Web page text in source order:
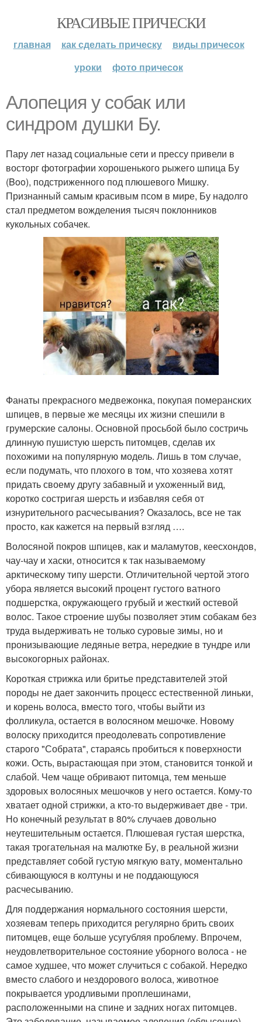
КРАСИВЫЕ ПРИЧЕСКИ
главная как сделать прическу
виды причесок
уроки
фото причесок
Алопеция у собак или
синдром душки Бу.
Пару лет назад социальные сети и прессу привели в
восторг фотографии хорошенького рыжего шпица Бу
(Boo), подстриженного под плюшевого Мишку.
Признанный самым красивым псом в мире, Бу надолго
стал предметом вожделения тысяч поклонников
кукольных собачек.
Фанаты прекрасного медвежонка, покупая померанских
шпицев, в первые же месяцы их жизни спешили в
грумерские салоны. Основной просьбой было состричь
длинную пушистую шерсть питомцев, сделав их
похожими на популярную модель. Лишь в том случае,
если подумать, что плохого в том, что хозяева хотят
придать своему другу забавный и ухоженный вид,
коротко состригая шерсть и избавляя себя от
изнурительного расчесывания? Оказалось, все не так
просто, как кажется на первый взгляд ….
Волосяной покров шпицев, как и маламутов, кеесхондов,
чау-чау и хаски, относится к так называемому
арктическому типу шерсти. Отличительной чертой этого
убора является высокий процент густого ватного
подшерстка, окружающего грубый и жесткий остевой
волос. Такое строение шубы позволяет этим собакам без
труда выдерживать не только суровые зимы, но и
пронизывающие ледяные ветра, нередкие в тундре или
высокогорных районах.
Короткая стрижка или бритье представителей этой
породы не дает закончить процесс естественной линьки,
и корень волоса, вместо того, чтобы выйти из
фолликула, остается в волосяном мешочке. Новому
волоску приходится преодолевать сопротивление
старого "Собрата", стараясь пробиться к поверхности
кожи. Ость, вырастающая при этом, становится тонкой и
слабой. Чем чаще обривают питомца, тем меньше
здоровых волосяных мешочков у него остается. Кому-то
хватает одной стрижки, а кто-то выдерживает две - три.
Но конечный результат в 80% случаев довольно
неутешительным остается. Плюшевая густая шерстка,
такая трогательная на малютке Бу, в реальной жизни
представляет собой густую мягкую вату, моментально
сбивающуюся в колтуны и не поддающуюся
расчесыванию.
Для поддержания нормального состояния шерсти,
хозяевам теперь приходится регулярно брить своих
питомцев, еще больше усугубляя проблему. Впрочем,
неудовлетворительное состояние уборного волоса - не
самое худшее, что может случиться с собакой. Нередко
вместо слабого и нездорового волоса, животное
покрывается уродливыми проплешинами,
расположенными на спине и задних ногах питомцев.